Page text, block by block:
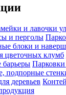
и лавочки
и перголы
блоки и
цветочных клумб
барьеры Парковки
подпорные
деревьев